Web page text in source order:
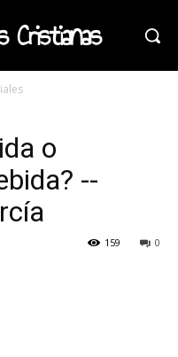
Cristianas
o
--
0
159